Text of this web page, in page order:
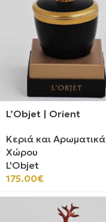
L’Objet | Orient
Κεριά και Αρωματικά
Χώρου
L'Objet
175.00€